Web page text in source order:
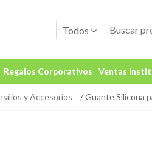
Todos
Regalos Corporativos Ventas
y Accesorios / Guante Silicona